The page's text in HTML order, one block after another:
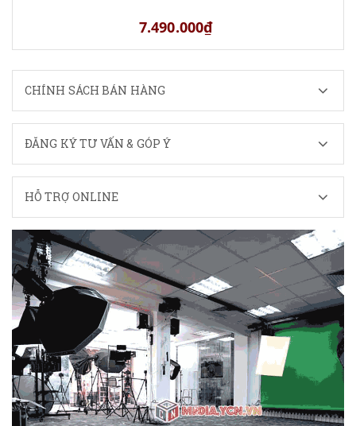
7.490.000₫
CHÍNH SÁCH BÁN HÀNG
ĐĂNG KÝ TƯ VẤN & GÓP Ý
HỖ TRỢ ONLINE